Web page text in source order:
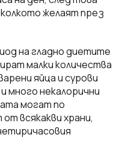
желаят през
на гладно диетите
малки количества
яйца и сурови
много некалорични
могат по
всякакви храни,